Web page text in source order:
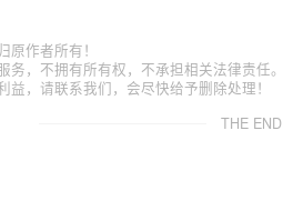
作者所有！
，不拥有所有权，不承担相关法律责任。
，请联系我们，会尽快给予删除处理！
THE END